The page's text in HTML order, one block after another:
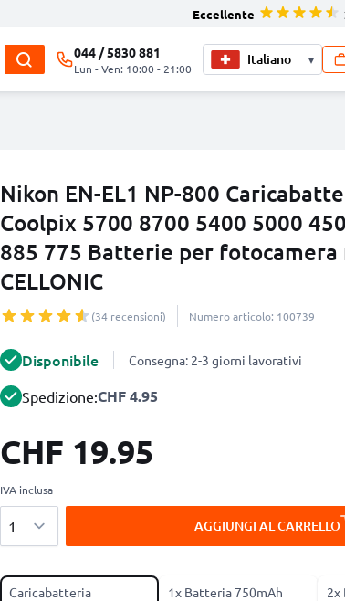
Eccellente
044 / 5830 881
Lun - Ven: 10:00 - 21:00
▾
Nikon EN-EL1 NP-800
Coolpix 5700 8700 5400 5000
885 775 Batterie per fotocamera
CELLONIC
(34 recensioni) Numero articolo: 100739
Disponibile Consegna: 2-3 giorni lavorativi
Spedizione:CHF 4.95
CHF 19.95
IVA inclusa
AGGIUNGI AL CARRELLO
Caricabatteria 1x Batteria 750mAh 2x